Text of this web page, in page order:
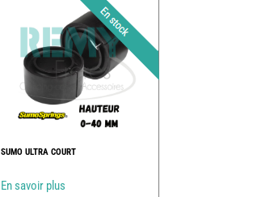
SUMO ULTRA COURT
En savoir plus